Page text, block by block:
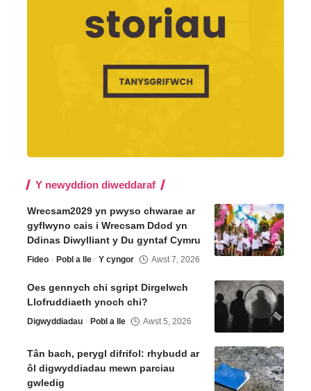
Y newyddion diweddaraf
Wrecsam2029 yn pwyso chwarae ar
gyflwyno cais i Wrecsam Ddod yn
Ddinas Diwylliant y Du gyntaf Cymru
Fideo Pobl a lle Y cyngor Awst 7, 2026
Oes gennych chi sgript Dirgelwch
Llofruddiaeth ynoch chi?
Digwyddiadau Pobl a lle Awst 5, 2026
Tân bach, perygl difrifol: rhybudd ar
ôl digwyddiadau mewn parciau
gwledig